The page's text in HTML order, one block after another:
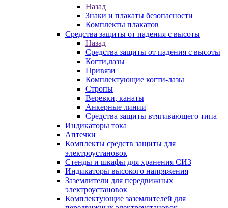
Назад
Знаки и плакаты безопасности
Комплекты плакатов
Средства защиты от падения с высоты
Назад
Средства защиты от падения с высоты
Когти,лазы
Привязи
Комплектующие когти-лазы
Стропы
Веревки, канаты
Анкерные линии
Средства защиты втягивающего типа
Индикаторы тока
Аптечки
Комплекты средств защиты для
электроустановок
Стенды и шкафы для хранения СИЗ
Индикаторы высокого напряжения
Заземлители для передвижных
электроустановок
Комплектующие заземлителей для